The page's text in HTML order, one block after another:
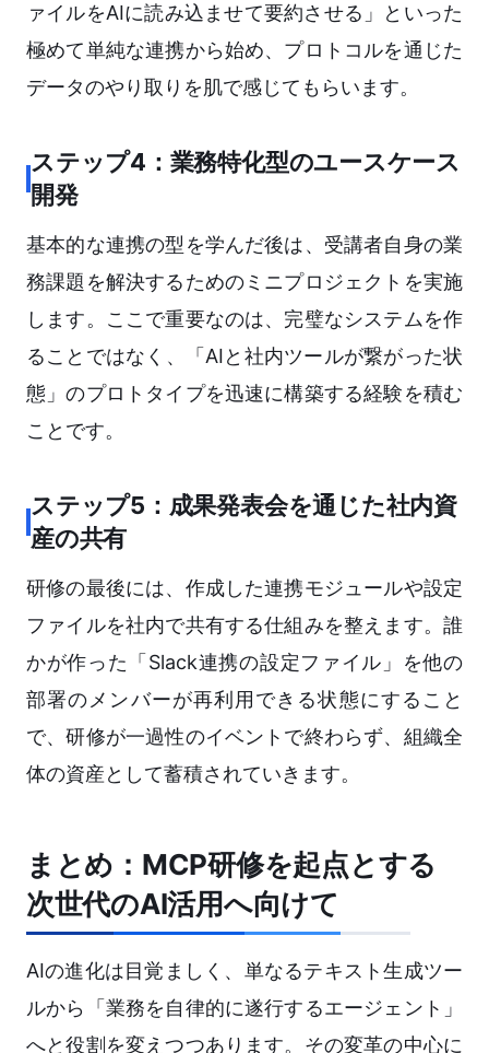
ァイルをAIに読み込ませて要約させる」といった
極めて単純な連携から始め、プロトコルを通じた
データのやり取りを肌で感じてもらいます。
ステップ4：業務特化型のユースケース
開発
基本的な連携の型を学んだ後は、受講者自身の業
務課題を解決するためのミニプロジェクトを実施
します。ここで重要なのは、完璧なシステムを作
ることではなく、「AIと社内ツールが繋がった状
態」のプロトタイプを迅速に構築する経験を積む
ことです。
ステップ5：成果発表会を通じた社内資
産の共有
研修の最後には、作成した連携モジュールや設定
ファイルを社内で共有する仕組みを整えます。誰
かが作った「Slack連携の設定ファイル」を他の
部署のメンバーが再利用できる状態にすること
で、研修が一過性のイベントで終わらず、組織全
体の資産として蓄積されていきます。
まとめ：MCP研修を起点とする
次世代のAI活用へ向けて
AIの進化は目覚ましく、単なるテキスト生成ツー
ルから「業務を自律的に遂行するエージェント」
へと役割を変えつつあります。その変革の中心に